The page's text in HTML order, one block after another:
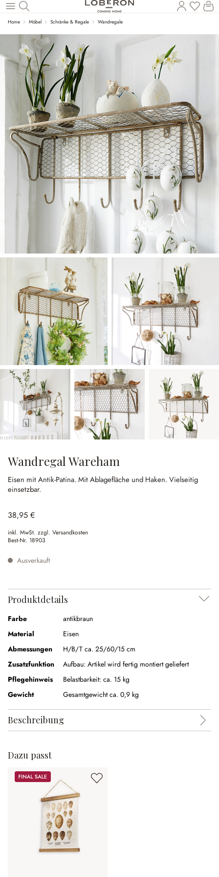
Zum Hauptinhalt springen
Du
Home Möbel Schränke & Regale Wandregale
Wandregal Wareham
Eisen mit Antik-Patina. Mit Ablagefläche und Haken. Vielseitig
einsetzbar.
38,95 €
inkl. MwSt. zzgl. Versandkosten
Best-Nr. 18903
Ausverkauft
Produktdetails
Farbe
antikbraun
Material
Eisen
Abmessungen
H/B/T ca. 25/60/15 cm
Zusatzfunktion
Aufbau: Artikel wird fertig montiert geliefert
Pflegehinweis
Belastbarkeit: ca. 15 kg
Gewicht
Gesamtgewicht ca. 0,9 kg
Beschreibung
Dazu passt
Sale